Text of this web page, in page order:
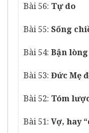
Bài 56: Tự do
Bài 55: Sống
Bài 54: Bận
Bài 53: Đức Mẹ
Bài 52: Tóm
Bài 51: Vợ, hay